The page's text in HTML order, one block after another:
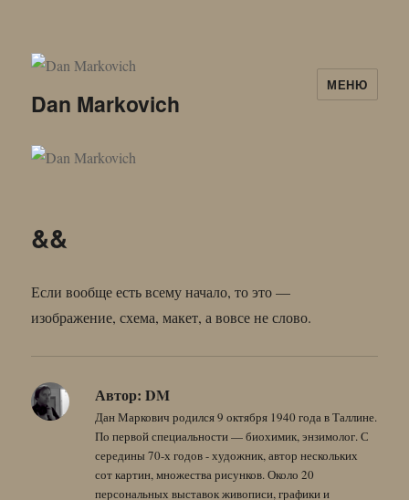
Dan Markovich
МЕНЮ
&&
Если вообще есть всему начало, то это —
изображение, схема, макет, а вовсе не слово.
Автор: DM
Дан Маркович родился 9 октября 1940 года в Таллине.
По первой специальности — биохимик, энзимолог. С
середины 70-х годов - художник, автор нескольких
сот картин, множества рисунков. Около 20
персональных выставок живописи, графики и